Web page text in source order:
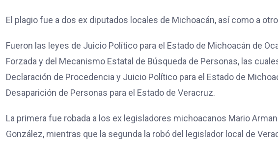
El plagio fue a dos ex diputados locales de Michoacán, así como a
Fueron las leyes de Juicio Político para el Estado de Michoacán de
Forzada y del Mecanismo Estatal de Búsqueda de Personas, las
Declaración de Procedencia y Juicio Político para el Estado de
Desaparición de Personas para el Estado de Veracruz.
La primera fue robada a los ex legisladores michoacanos Mario
González, mientras que la segunda la robó del legislador local de